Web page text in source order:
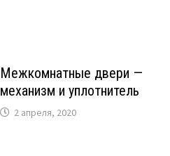
Межкомнатные двери —
механизм и уплотнитель
2 апреля, 2020